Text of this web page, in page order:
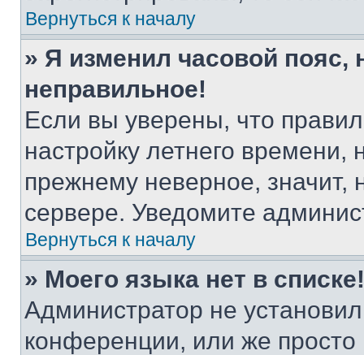
Вернуться к началу
» Я изменил часовой пояс,
неправильное!
Если вы уверены, что
настройку летнего
прежнему неверное, значит,
сервере. Уведомите
Вернуться к началу
» Моего языка нет в списке!
Администратор не
конференции, или же